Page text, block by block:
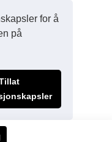
for å
på